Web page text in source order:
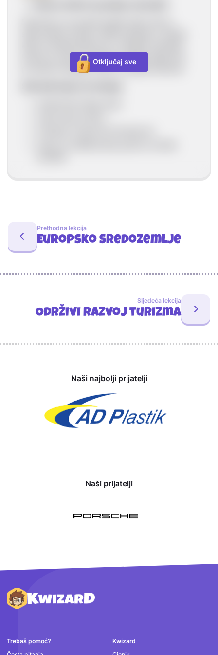
krenuli su suhom gradnjom slagati uglavnom
po granici posjeda i tako su nastali suhozidi.
Otključaj sve
Prethodna lekcija
Europsko Sredozemlje
Sljedeća lekcija
Održivi razvoj turizma
Naši najbolji prijatelji
Naši prijatelji
Podnožje
Trebaš pomoć?
Kwizard